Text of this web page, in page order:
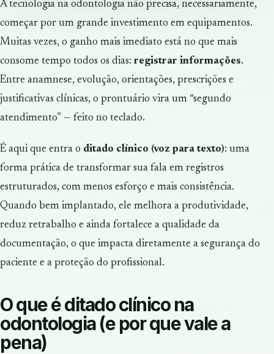
A tecnologia na odontologia não precisa, necessariamente,
começar por um grande investimento em equipamentos.
Muitas vezes, o ganho mais imediato está no que mais
consome tempo todos os dias: registrar informações.
Entre anamnese, evolução, orientações, prescrições e
justificativas clínicas, o prontuário vira um “segundo
atendimento” — feito no teclado.
É aqui que entra o ditado clínico (voz para texto): uma
forma prática de transformar sua fala em registros
estruturados, com menos esforço e mais consistência.
Quando bem implantado, ele melhora a produtividade,
reduz retrabalho e ainda fortalece a qualidade da
documentação, o que impacta diretamente a segurança do
paciente e a proteção do profissional.
O que é ditado clínico na
odontologia (e por que vale a
pena)